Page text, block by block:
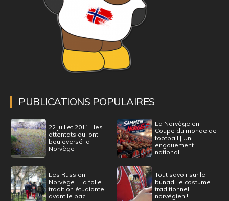
PUBLICATIONS POPULAIRES
22 juillet 2011 | les
attentats qui ont
bouleversé la
Norvège
La Norvège en
Coupe du monde de
football | Un
engouement
national
Les Russ en
Norvège | La folle
tradition étudiante
avant le bac
Tout savoir sur le
bunad, le costume
traditionnel
norvégien !